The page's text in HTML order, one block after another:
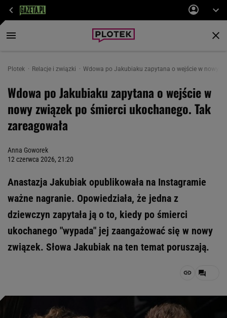
Plotek Relacje i związki Wdowa po Jakubiaku zapytana o wejście w nowy
Wdowa po Jakubiaku zapytana o wejście w
nowy związek po śmierci ukochanego. Tak
zareagowała
Anna Goworek
12 czerwca 2026, 21:20
Anastazja Jakubiak opublikowała na Instagramie
ważne nagranie. Opowiedziała, że jedna z
dziewczyn zapytała ją o to, kiedy po śmierci
ukochanego "wypada" jej zaangażować się w nowy
związek. Słowa Jakubiak na ten temat poruszają.